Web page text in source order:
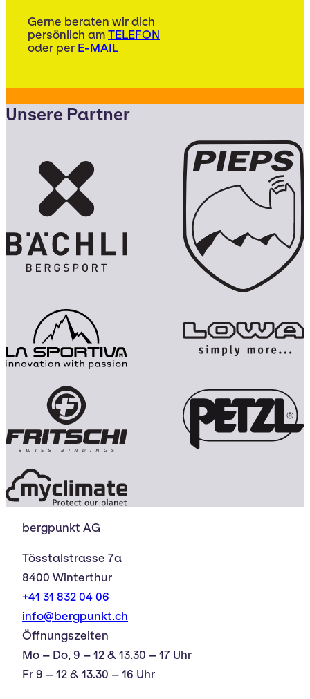
Gerne beraten wir dich
persönlich am TELEFON
oder per E-MAIL
Unsere Partner
bergpunkt AG
Tösstalstrasse 7a
8400 Winterthur
+41 31 832 04 06
info@bergpunkt.ch
Öffnungszeiten
Mo – Do, 9 – 12 & 13.30 – 17 Uhr
Fr 9 – 12 & 13.30 – 16 Uhr